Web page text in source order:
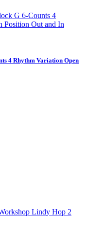
4 Rhythm Variation Open
Lindy Hop 2